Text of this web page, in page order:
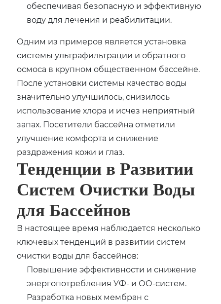
обеспечивая безопасную и эффективную
воду для лечения и реабилитации.
Одним из примеров является установка
системы ультрафильтрации и обратного
осмоса в крупном общественном бассейне.
После установки системы качество воды
значительно улучшилось, снизилось
использование хлора и исчез неприятный
запах. Посетители бассейна отметили
улучшение комфорта и снижение
раздражения кожи и глаз.
Тенденции в Развитии
Систем Очистки Воды
для Бассейнов
В настоящее время наблюдается несколько
ключевых тенденций в развитии систем
очистки воды для бассейнов:
Повышение эффективности и снижение
энергопотребления УФ- и ОО-систем.
Разработка новых мембран с